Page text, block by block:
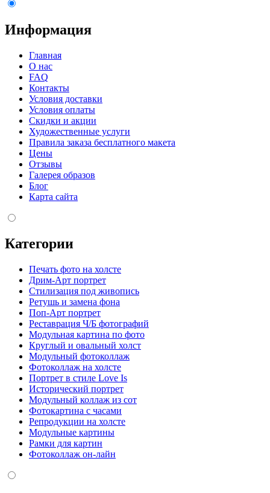
Информация
Главная
О нас
FAQ
Контакты
Условия доставки
Условия оплаты
Скидки и акции
Художественные услуги
Правила заказа бесплатного макета
Цены
Отзывы
Галерея образов
Блог
Карта сайта
Категории
Печать фото на холсте
Дрим-Арт портрет
Стилизация под живопись
Ретушь и замена фона
Поп-Арт портрет
Реставрация Ч/Б фотографий
Модульная картина по фото
Круглый и овальный холст
Модульный фотоколлаж
Фотоколлаж на холсте
Портрет в стиле Love Is
Исторический портрет
Модульный коллаж из сот
Фотокартина с часами
Репродукции на холсте
Модульные картины
Рамки для картин
Фотоколлаж он-лайн